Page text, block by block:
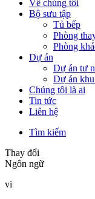
Về chúng tôi
Bộ sưu tập
Tủ bếp
Phòng
Phòng
Dự án
Dự án tư
Dự án
Chúng tôi là ai
Tin tức
Liên hệ
Tìm kiếm
Thay đổi
Ngôn ngữ
vi